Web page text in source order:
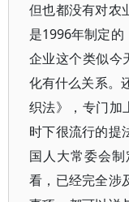
但也都没有对农
是1996年制定
企业这个类似今
化有什么关系。
织法》，专门加
时下很流行的提
国人大常委会
看，已经完全涉